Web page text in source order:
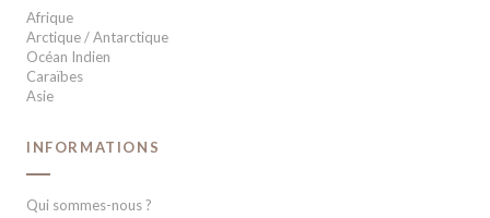
Afrique
Arctique / Antarctique
Océan Indien
Caraïbes
Asie
INFORMATIONS
Qui sommes-nous ?